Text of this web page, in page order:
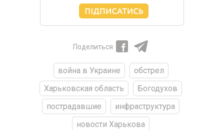
Поделиться
война в Украине
обстрел
Харьковская область
Богодухов
пострадавшие
инфраструктура
новости Харькова